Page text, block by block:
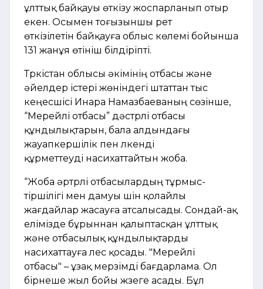
ұлттық байқауы өткізу жоспарланып отыр
екен. Осымен тоғызыншы рет
өткізілетін байқауға облыс көлемі бойынша
131 жанұя өтініш білдіріпті.
Түркістан облысы әкімінің отбасы және
әйелдер істері жөніндегі штаттан тыс
кеңесшісі Инара Намазбаеваның сөзінше,
“Мерейлі отбасы” дәстүрлі отбасы
құндылықтарын, бала алдындағы
жауапкершілік пен үлкенді
құрметтеуді насихаттайтын жоба.
“Жоба әртүрлі отбасылардың тұрмыс-
тіршілігі мен дамуы үшін қолайлы
жағдайлар жасауға атсалысады. Сондай-ақ
елімізде бұрыннан қалыптасқан ұлттық
және отбасылық құндылықтарды
насихаттауға үлес қосады. "Мерейлі
отбасы" – ұзақ мерзімді бағдарлама. Ол
бірнеше жыл бойы жүзеге асады. Бұл